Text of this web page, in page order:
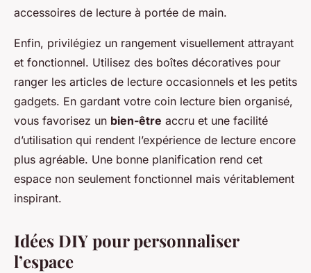
accessoires de lecture à portée de main.
Enfin, privilégiez un rangement visuellement attrayant
et fonctionnel. Utilisez des boîtes décoratives pour
ranger les articles de lecture occasionnels et les petits
gadgets. En gardant votre coin lecture bien organisé,
vous favorisez un bien-être accru et une facilité
d’utilisation qui rendent l’expérience de lecture encore
plus agréable. Une bonne planification rend cet
espace non seulement fonctionnel mais véritablement
inspirant.
Idées DIY pour personnaliser
l’espace